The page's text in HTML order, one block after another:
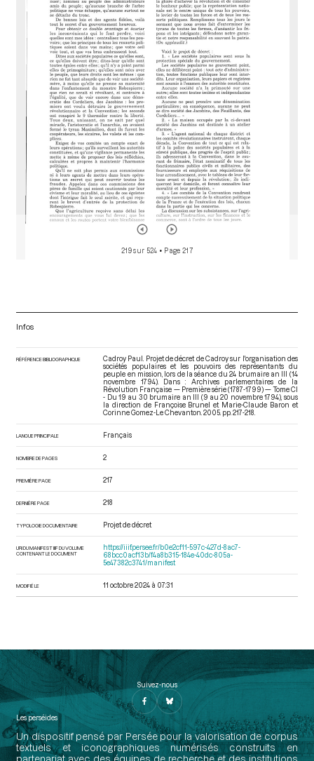
219 sur 524 • Page 217
Infos
RÉFÉRENCE BIBLIOGRAPHIQUE
Cadroy Paul. Projet de décret de Cadroy sur l'organisation des
sociétés populaires et les pouvoirs des représentants du
peuple en mission, lors de la séance du 24 brumaire an III (14
novembre 1794). Dans : Archives parlementaires de la
Révolution Française — Première série (1787-1799) — Tome CI
- Du 19 au 30 brumaire an III (9 au 20 novembre 1794) , sous
la direction de Françoise Brunel et Marie-Claude Baron et
Corinne Gomez-Le Chevanton. 2005. pp. 217-218.
LANGUE PRINCIPALE Français
NOMBRE DE PAGES 2
PREMIÈRE PAGE 217
DERNIÈRE PAGE 218
TYPOLOGIE DOCUMENTAIRE Projet de décret
URI DU MANIFEST IIIF DU VOLUME
CONTENANT LE DOCUMENT
https://iiif.persee.fr/b0e2cf11-597c-427d-8ac7-
68bcc0acf13b/f4a8b315-184e-40dc-805a-
5e47382c3741/manifest
MODIFIÉ LE 11 octobre 2024 à 07:31
Suivez-nous
Les perséides
Un dispositif pensé par Persée pour la valorisation de corpus
textuels et iconographiques numérisés construits en